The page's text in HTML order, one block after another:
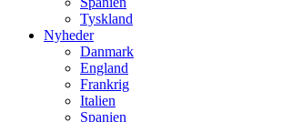
Tyskland
Nyheder
Danmark
England
Frankrig
Italien
Spanien